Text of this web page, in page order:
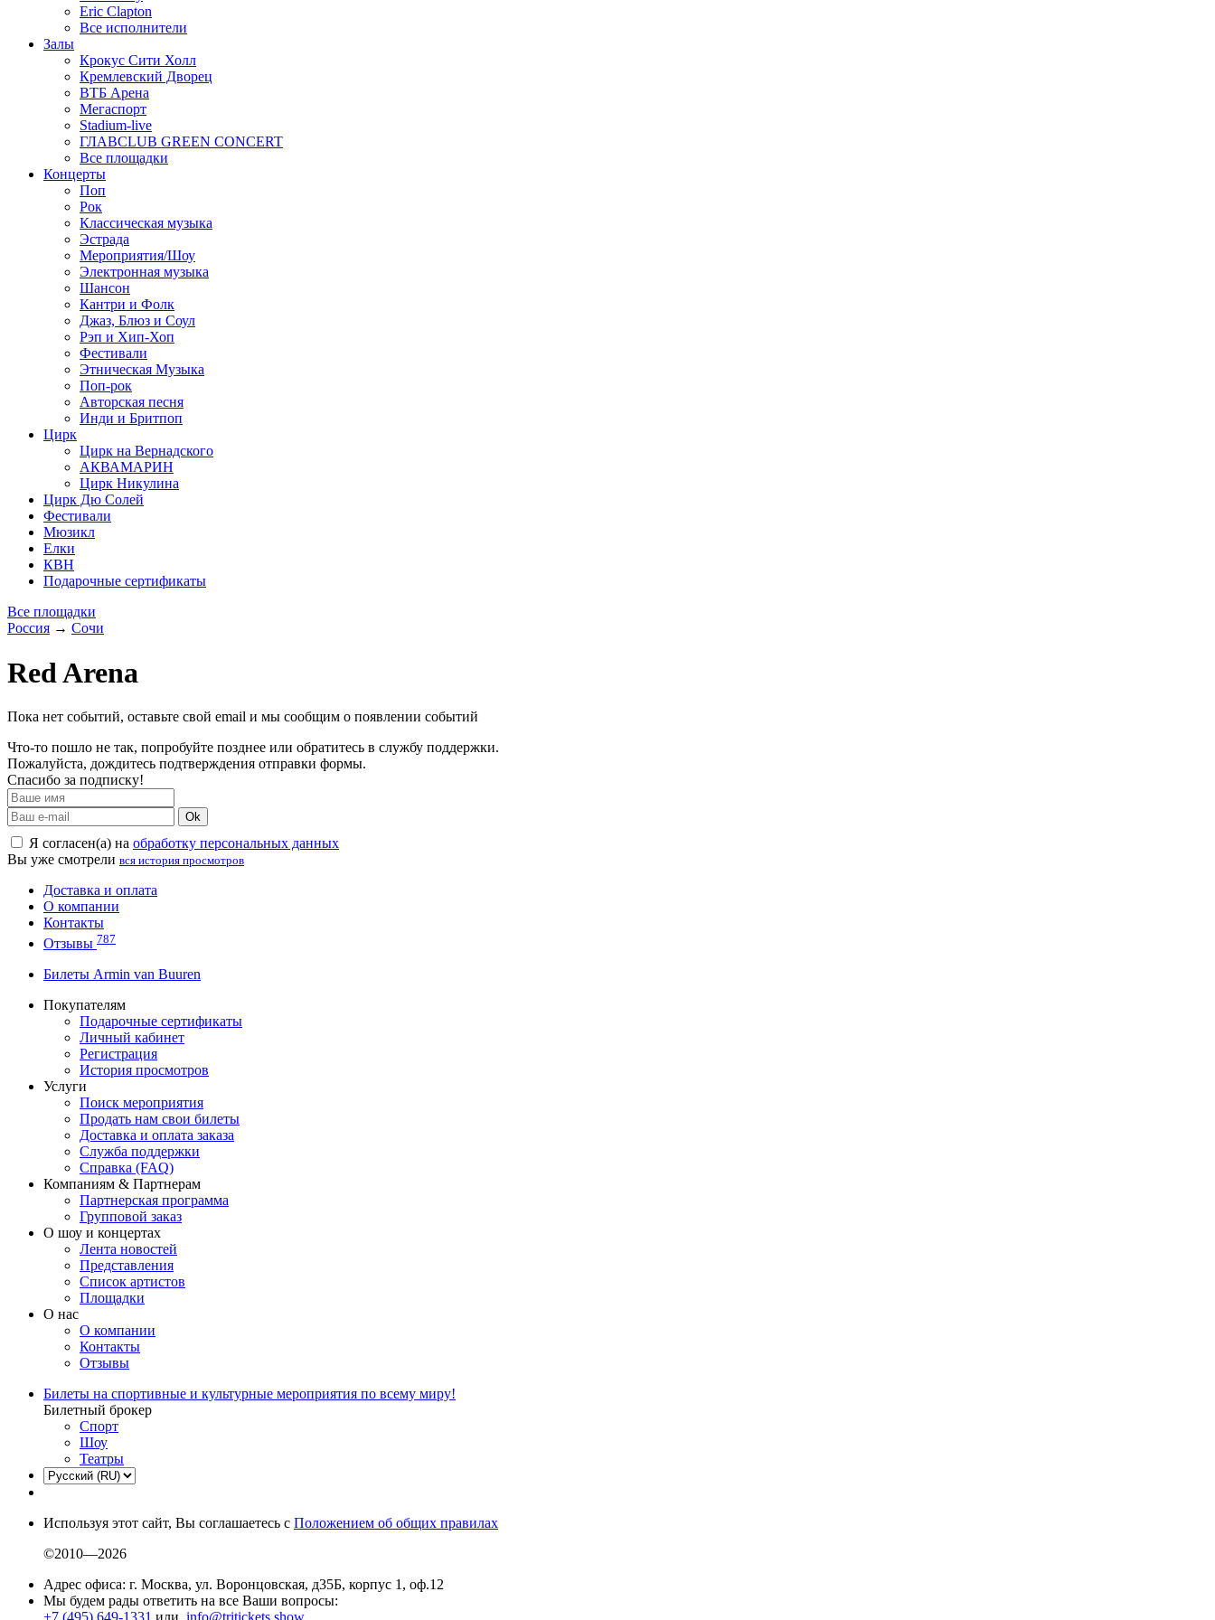
Eric Clapton
Все исполнители
Залы
Крокус Сити Холл
Кремлевский Дворец
ВТБ Арена
Мегаспорт
Stadium-live
ГЛАВCLUB GREEN CONCERT
Все площадки
Концерты
Поп
Рок
Классическая музыка
Эстрада
Мероприятия/Шоу
Электронная музыка
Шансон
Кантри и Фолк
Джаз, Блюз и Соул
Рэп и Хип-Хоп
Фестивали
Этническая Музыка
Поп-рок
Авторская песня
Инди и Бритпоп
Цирк
Цирк на Вернадского
АКВАМАРИН
Цирк Никулина
Цирк Дю Солей
Фестивали
Мюзикл
Елки
КВН
Подарочные сертификаты
Все площадки
Россия → Сочи
Red Arena
Пока нет событий, оставьте свой email и мы сообщим о появлении событий
Что-то пошло не так, попробуйте позднее или обратитесь в службу поддержки.
Пожалуйста, дождитесь подтверждения отправки формы.
Спасибо за подписку!
Ok
Я согласен(а) на обработку персональных данных
Вы уже смотрели вся история просмотров
Доставка и оплата
О компании
Контакты
Отзывы 787
Билеты Armin van Buuren
Покупателям
Подарочные сертификаты
Личный кабинет
Регистрация
История просмотров
Услуги
Поиск мероприятия
Продать нам свои билеты
Доставка и оплата заказа
Служба поддержки
Справка (FAQ)
Компаниям & Партнерам
Партнерская программа
Групповой заказ
О шоу и концертах
Лента новостей
Представления
Список артистов
Площадки
О нас
О компании
Контакты
Отзывы
Билеты на спортивные и культурные мероприятия по всему миру!
Билетный брокер
Спорт
Шоу
Театры
Используя этот сайт, Вы соглашаетесь с Положением об общих правилах
©2010—2026
Адрес офиса: г. Москва, ул. Воронцовская, д35Б, корпус 1, оф.12
Мы будем рады ответить на все Ваши вопросы:
+7 (495) 649-1331 или info@tritickets.show